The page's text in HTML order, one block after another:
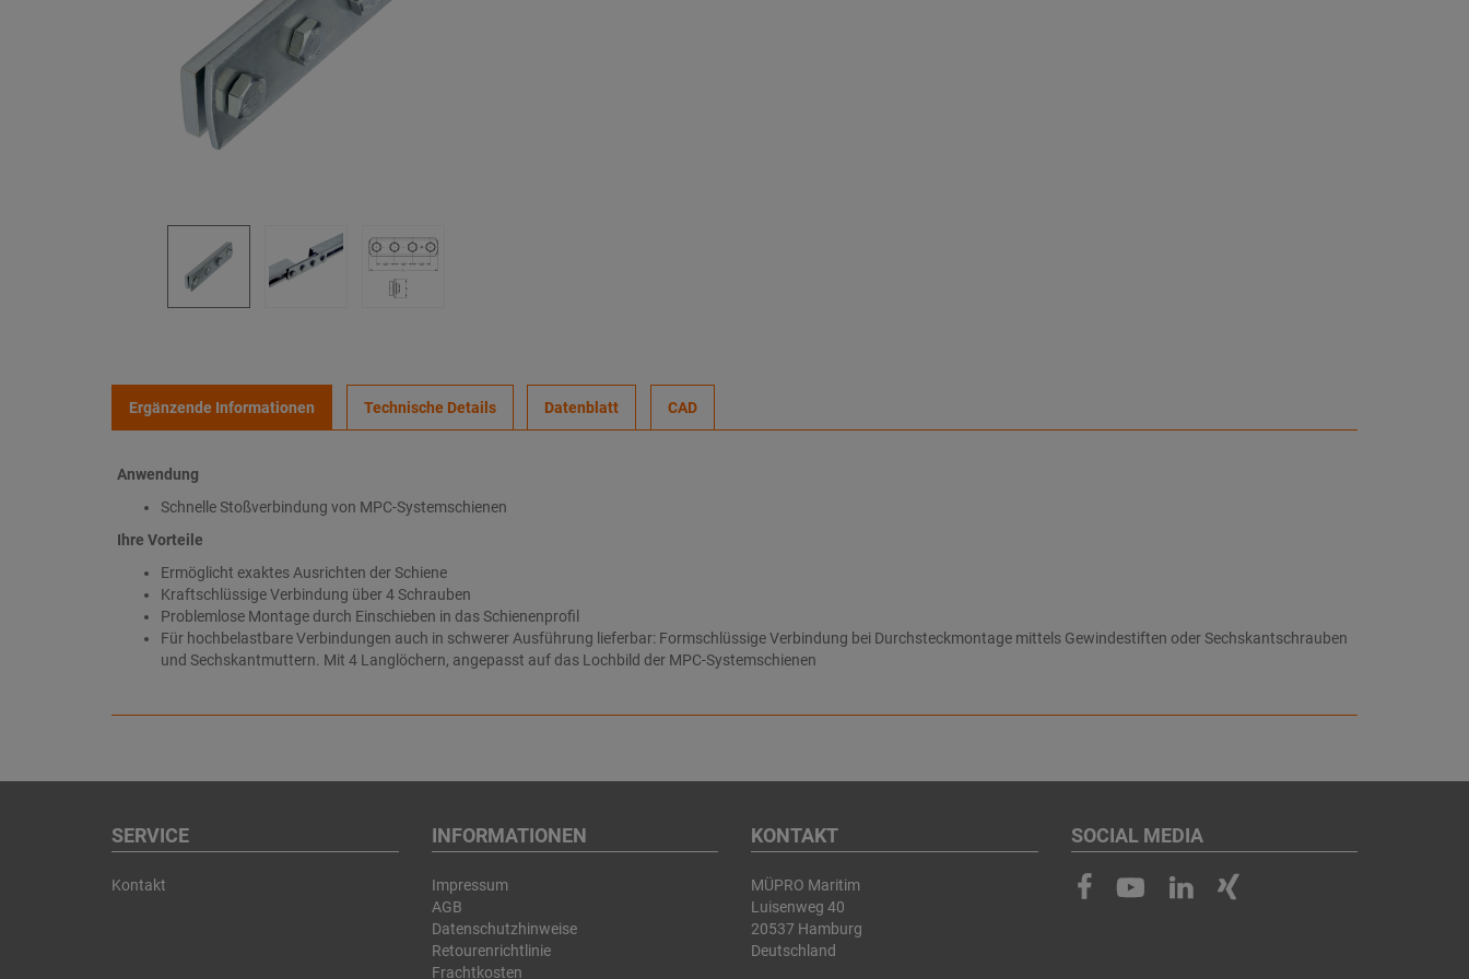
Ergänzende Informationen Technische Details Datenblatt CAD
Anwendung
Schnelle Stoßverbindung von MPC-Systemschienen
Ihre Vorteile
Ermöglicht exaktes Ausrichten der Schiene
Kraftschlüssige Verbindung über 4 Schrauben
Problemlose Montage durch Einschieben in das Schienenprofil
Für hochbelastbare Verbindungen auch in schwerer Ausführung lieferbar: Formschlüssige Verbindung bei Durchsteckmontage mittels Gewindestiften oder Sechskantschrauben
und Sechskantmuttern. Mit 4 Langlöchern, angepasst auf das Lochbild der MPC-Systemschienen
SERVICE
Kontakt
INFORMATIONEN
Impressum
AGB
Datenschutzhinweise
Retourenrichtlinie
Frachtkosten
KONTAKT
MÜPRO Maritim
Luisenweg 40
20537 Hamburg
Deutschland
SOCIAL MEDIA